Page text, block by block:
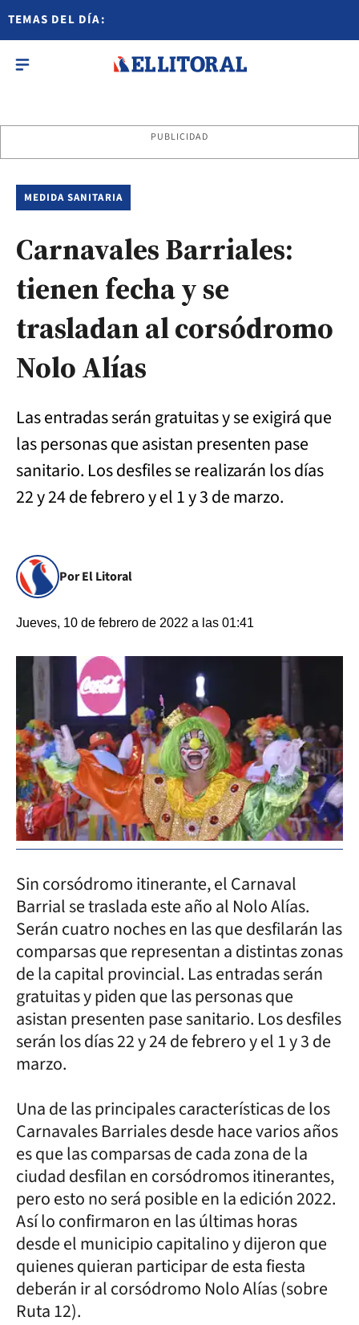
TEMAS DEL DÍA:
PUBLICIDAD
MEDIDA SANITARIA
Carnavales Barriales:
tienen fecha y se
trasladan al corsódromo
Nolo Alías
Las entradas serán gratuitas y se exigirá que
las personas que asistan presenten pase
sanitario. Los desfiles se realizarán los días
22 y 24 de febrero y el 1 y 3 de marzo.
Por El Litoral
Jueves, 10 de febrero de 2022 a las 01:41
Sin corsódromo itinerante, el Carnaval
Barrial se traslada este año al Nolo Alías.
Serán cuatro noches en las que desfilarán las
comparsas que representan a distintas zonas
de la capital provincial. Las entradas serán
gratuitas y piden que las personas que
asistan presenten pase sanitario. Los desfiles
serán los días 22 y 24 de febrero y el 1 y 3 de
marzo.
Una de las principales características de los
Carnavales Barriales desde hace varios años
es que las comparsas de cada zona de la
ciudad desfilan en corsódromos itinerantes,
pero esto no será posible en la edición 2022.
Así lo confirmaron en las últimas horas
desde el municipio capitalino y dijeron que
quienes quieran participar de esta fiesta
deberán ir al corsódromo Nolo Alías (sobre
Ruta 12).